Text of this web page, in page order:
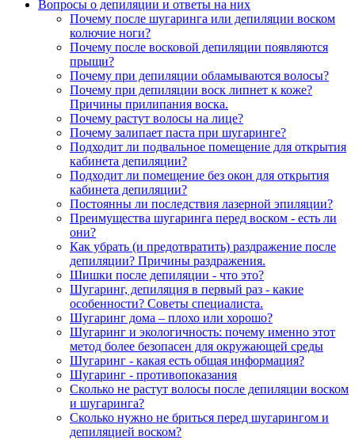
Вопросы о депиляции и ответы на них
Почему после шугаринга или депиляции воском
колючие ноги?
Почему после восковой депиляции появляются
прыщи?
Почему при депиляции обламываются волосы?
Почему при депиляции воск липнет к коже?
Причины прилипания воска.
Почему растут волосы на лице?
Почему залипает паста при шугаринге?
Подходит ли подвальное помещение для открытия
кабинета депиляции?
Подходит ли помещение без окон для открытия
кабинета депиляции?
Постоянны ли последствия лазерной эпиляции?
Преимущества шугаринга перед воском - есть ли
они?
Как убрать (и предотвратить) раздражение после
депиляции? Причины раздражения.
Шишки после депиляции - что это?
Шугаринг, депиляция в первый раз - какие
особенности? Советы специалиста.
Шугаринг дома – плохо или хорошо?
Шугаринг и экологичность: почему именно этот
метод более безопасен для окружающей среды
Шугаринг - какая есть общая информация?
Шугаринг - противопоказания
Сколько не растут волосы после депиляции воском
и шугаринга?
Сколько нужно не бриться перед шугарингом и
депиляцией воском?